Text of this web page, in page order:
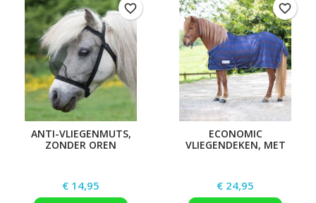
ANTI-VLIEGENMUTS,
ZONDER OREN
Prijs
€ 14,95
favorite_border
ECONOMIC
VLIEGENDEKEN, MET
Prijs
€ 24,95
favorite_border